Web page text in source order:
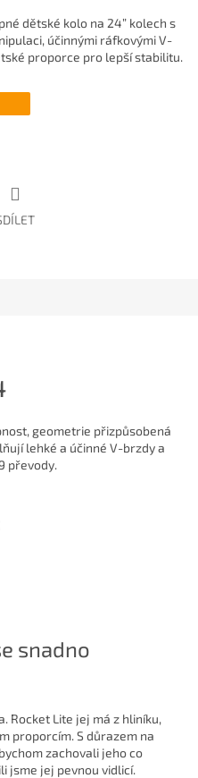
dětské kolo na 24” kolech s
účinnými ráfkovými V-
proporce pro lepší stabilitu.
geometrie přizpůsobená
lehké a účinné V-brzdy a
převody.
snadno
Rocket Lite jej má z hliníku,
proporcím. S důrazem na
zachovali jeho co
jsme jej pevnou vidlicí.